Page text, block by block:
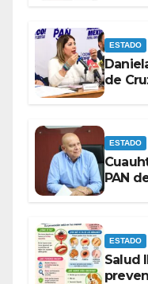
ESTADO
de
ESTADO
PAN
ESTADO
Salud